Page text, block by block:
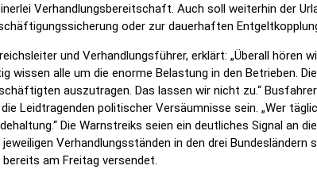
Verhandlungsbereitschaft. Auch soll weiterhin der
oder zur dauerhaften
und Verhandlungsführer, erklärt: „Überall hören
wissen alle um die enorme Belastung in den Betrieben.
auszutragen. Das lassen wir nicht zu.“
Leidtragenden politischer Versäumnisse sein. „Wer
Die Warnstreiks seien ein deutliches Signal an
Verhandlungsständen in den drei
bereits am Freitag versendet.